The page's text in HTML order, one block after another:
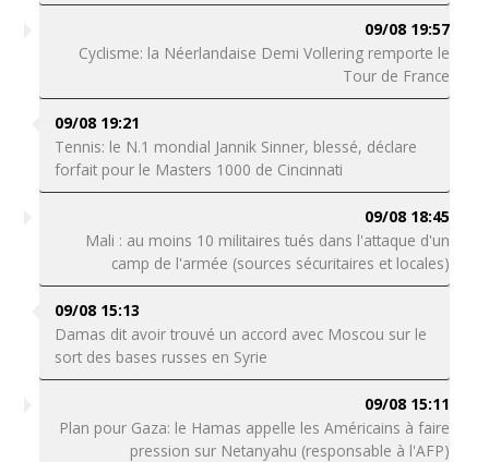
09/08 19:57
Cyclisme: la Néerlandaise Demi Vollering remporte le
Tour de France
09/08 19:21
Tennis: le N.1 mondial Jannik Sinner, blessé, déclare
forfait pour le Masters 1000 de Cincinnati
09/08 18:45
Mali : au moins 10 militaires tués dans l'attaque d'un
camp de l'armée (sources sécuritaires et locales)
09/08 15:13
Damas dit avoir trouvé un accord avec Moscou sur le
sort des bases russes en Syrie
09/08 15:11
Plan pour Gaza: le Hamas appelle les Américains à faire
pression sur Netanyahu (responsable à l'AFP)